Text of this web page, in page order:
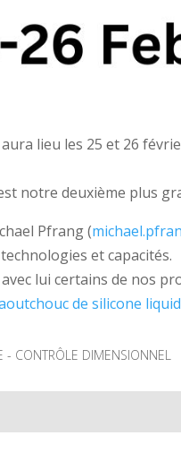
aura lieu les 25 et 26
notre deuxième plus
Pfrang (
et capacités.
lui certains de nos
de silicone
- CONTRÔLE DIMENSIONNEL